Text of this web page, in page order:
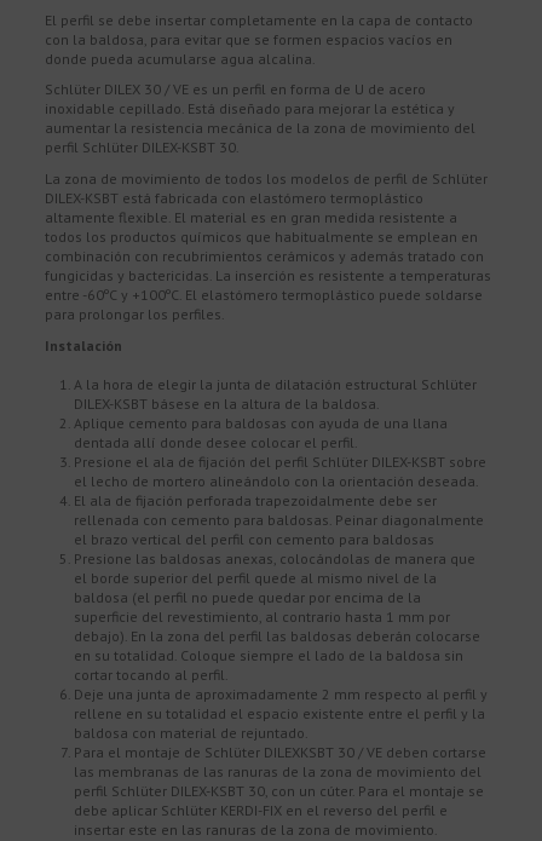
El perfil se debe insertar completamente en la capa de contacto
con la baldosa, para evitar que se formen espacios vacíos en
donde pueda acumularse agua alcalina.
Schlüter DILEX 30 / VE es un perfil en forma de U de acero
inoxidable cepillado. Está diseñado para mejorar la estética y
aumentar la resistencia mecánica de la zona de movimiento del
perfil Schlüter DILEX-KSBT 30.
La zona de movimiento de todos los modelos de perfil de Schlüter
DILEX-KSBT está fabricada con elastómero termoplástico
altamente flexible. El material es en gran medida resistente a
todos los productos químicos que habitualmente se emplean en
combinación con recubrimientos cerámicos y además tratado con
fungicidas y bactericidas. La inserción es resistente a temperaturas
entre -60ºC y +100ºC. El elastómero termoplástico puede soldarse
para prolongar los perfiles.
Instalación
A la hora de elegir la junta de dilatación estructural Schlüter
DILEX-KSBT básese en la altura de la baldosa.
Aplique cemento para baldosas con ayuda de una llana
dentada allí donde desee colocar el perfil.
Presione el ala de fijación del perfil Schlüter DILEX-KSBT sobre
el lecho de mortero alineándolo con la orientación deseada.
El ala de fijación perforada trapezoidalmente debe ser
rellenada con cemento para baldosas. Peinar diagonalmente
el brazo vertical del perfil con cemento para baldosas
Presione las baldosas anexas, colocándolas de manera que
el borde superior del perfil quede al mismo nivel de la
baldosa (el perfil no puede quedar por encima de la
superficie del revestimiento, al contrario hasta 1 mm por
debajo). En la zona del perfil las baldosas deberán colocarse
en su totalidad. Coloque siempre el lado de la baldosa sin
cortar tocando al perfil.
Deje una junta de aproximadamente 2 mm respecto al perfil y
rellene en su totalidad el espacio existente entre el perfil y la
baldosa con material de rejuntado.
Para el montaje de Schlüter DILEXKSBT 30 / VE deben cortarse
las membranas de las ranuras de la zona de movimiento del
perfil Schlüter DILEX-KSBT 30, con un cúter. Para el montaje se
debe aplicar Schlüter KERDI-FIX en el reverso del perfil e
insertar este en las ranuras de la zona de movimiento.